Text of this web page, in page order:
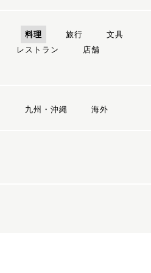
料理 旅行
文具
レストラン
店舗
九州・沖縄 海外